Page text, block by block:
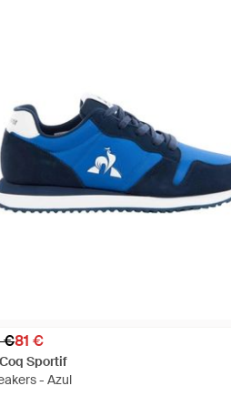
€81 €
Sportif
- Azul